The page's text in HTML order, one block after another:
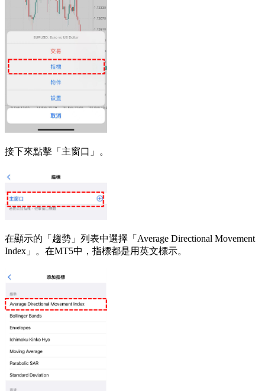
接下來點擊「主窗口」。
在顯示的「趨勢」列表中選擇「Average Directional Movement
Index」。在MT5中，指標都是用英文標示。